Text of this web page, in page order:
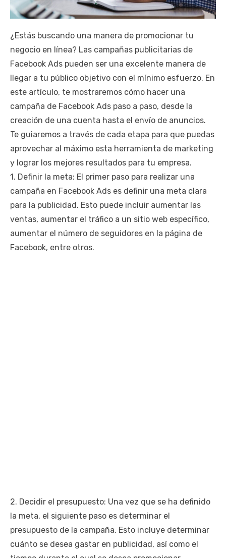
¿Estás buscando una manera de promocionar tu
negocio en línea? Las campañas publicitarias de
Facebook Ads pueden ser una excelente manera de
llegar a tu público objetivo con el mínimo esfuerzo. En
este artículo, te mostraremos cómo hacer una
campaña de Facebook Ads paso a paso, desde la
creación de una cuenta hasta el envío de anuncios.
Te guiaremos a través de cada etapa para que puedas
aprovechar al máximo esta herramienta de marketing
y lograr los mejores resultados para tu empresa.
1. Definir la meta: El primer paso para realizar una
campaña en Facebook Ads es definir una meta clara
para la publicidad. Esto puede incluir aumentar las
ventas, aumentar el tráfico a un sitio web específico,
aumentar el número de seguidores en la página de
Facebook, entre otros.
2. Decidir el presupuesto: Una vez que se ha definido
la meta, el siguiente paso es determinar el
presupuesto de la campaña. Esto incluye determinar
cuánto se desea gastar en publicidad, así como el